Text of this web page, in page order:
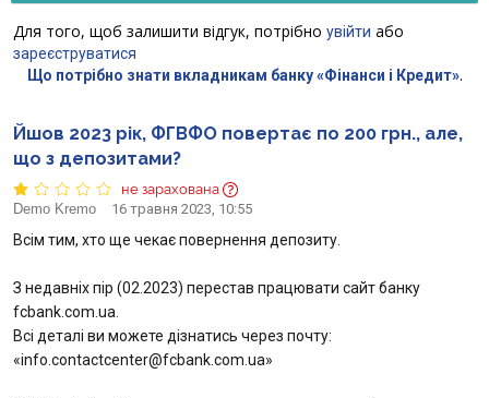
Відгуки
Кредити для бізнеса
Картки
Відділення і банкомати
Счета для бизнеса
Для того, щоб залишити відгук, потрібно увійти або
зареєструватися
Що потрібно знати вкладникам банку «Фінанси і Кредит».
Йшов 2023 рік, ФГВФО повертає по 200 грн., але,
що з депозитами?
не зарахована
Demo Kremo
16 травня 2023, 10:55
Всім тим, хто ще чекає повернення депозиту.
З недавніх пір (02.2023) перестав працювати сайт банку
fcbank.com.ua.
Всі деталі ви можете дізнатись через почту:
«info.contactcenter@fcbank.com.ua»